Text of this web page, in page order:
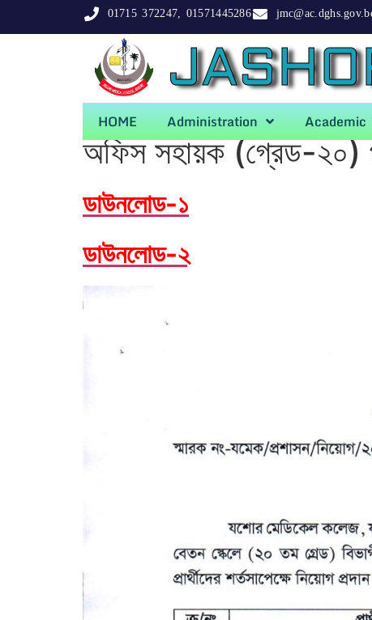
01715 372247, 01571445286
HOME Administration Academic
অফিস সহায়ক (গ্রেড-২০)
ডাউনলোড-১
ডাউনলোড-২